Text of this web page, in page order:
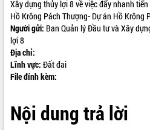
THÔNG TIN CHỈ ĐẠO ĐIỀU HÀNH
HỆ THỐNG VĂN BẢN
VĂN BẢN HĐND TỈNH
QUY HOẠCH - KẾ HOẠCH
Xây dựng thủy lợi 8 về việc đẩy nhanh
Hồ Krông Pách Thượng- Dự án Hồ Krông
Người gửi: Ban Quản lý Đầu tư và Xây
lợi 8
Địa chỉ:
Lĩnh vực: Đất đai
File đính kèm:
Nội dung trả lời